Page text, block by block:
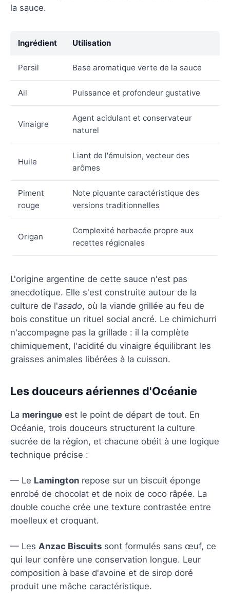
la sauce.
Ingrédient Utilisation
Persil Base aromatique verte de la sauce
Ail Puissance et profondeur gustative
Vinaigre
Agent acidulant et conservateur
naturel
Huile
Liant de l'émulsion, vecteur des
arômes
Piment
rouge
Note piquante caractéristique des
versions traditionnelles
Origan
Complexité herbacée propre aux
recettes régionales
L'origine argentine de cette sauce n'est pas
anecdotique. Elle s'est construite autour de la
culture de l'asado, où la viande grillée au feu de
bois constitue un rituel social ancré. Le chimichurri
n'accompagne pas la grillade : il la complète
chimiquement, l'acidité du vinaigre équilibrant les
graisses animales libérées à la cuisson.
Les douceurs aériennes d'Océanie
La meringue est le point de départ de tout. En
Océanie, trois douceurs structurent la culture
sucrée de la région, et chacune obéit à une logique
technique précise :
— Le Lamington repose sur un biscuit éponge
enrobé de chocolat et de noix de coco râpée. La
double couche crée une texture contrastée entre
moelleux et croquant.
— Les Anzac Biscuits sont formulés sans œuf, ce
qui leur confère une conservation longue. Leur
composition à base d'avoine et de sirop doré
produit une mâche caractéristique.